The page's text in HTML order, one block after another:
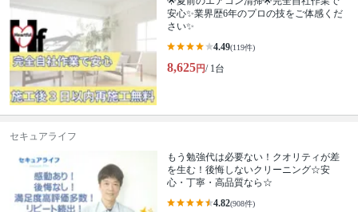
安心✨業界歴6年のプロの技をご体感くだ
さい✨
4.49(119件)
8,625円/ 1台
セキュアライフ
もう勉強代は必要ない！クオリティが差
を生む！後悔しないクリーニング☆安
心・丁寧・高品質なら☆
4.82(908件)